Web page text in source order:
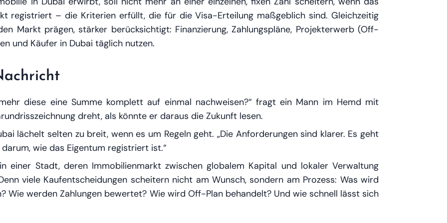
registriert – die Kriterien erfüllt, die für die Visa-Erteilung maßgeblich sind. Gleichzeitig
Markt prägen, stärker berücksichtigt: Finanzierung, Zahlungspläne, Projekterwerb (Off-
und Käufer in Dubai täglich nutzen.
diese eine Summe komplett auf einmal nachweisen?“ fragt ein Mann im Hemd mit
dreht, als könnte er daraus die Zukunft lesen.
lächelt selten zu breit, wenn es um Regeln geht. „Die Anforderungen sind klarer. Es geht
wie das Eigentum registriert ist.“
einer Stadt, deren Immobilienmarkt zwischen globalem Kapital und lokaler Verwaltung
viele Kaufentscheidungen scheitern nicht am Wunsch, sondern am Prozess: Was wird
Wie werden Zahlungen bewertet? Wie wird Off-Plan behandelt? Und wie schnell lässt sich